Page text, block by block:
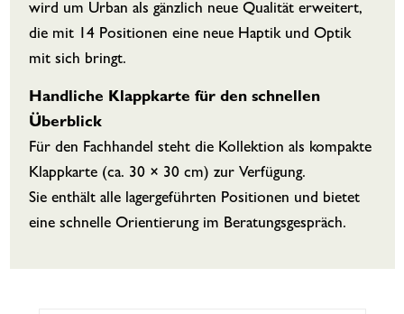
wird um Urban als gänzlich neue Qualität erweitert,
die mit 14 Positionen eine neue Haptik und Optik
mit sich bringt.
Handliche Klappkarte für den schnellen
Überblick
Für den Fachhandel steht die Kollektion als kompakte
Klappkarte (ca. 30 × 30 cm) zur Verfügung.
Sie enthält alle lagergeführten Positionen und bietet
eine schnelle Orientierung im Beratungsgespräch.